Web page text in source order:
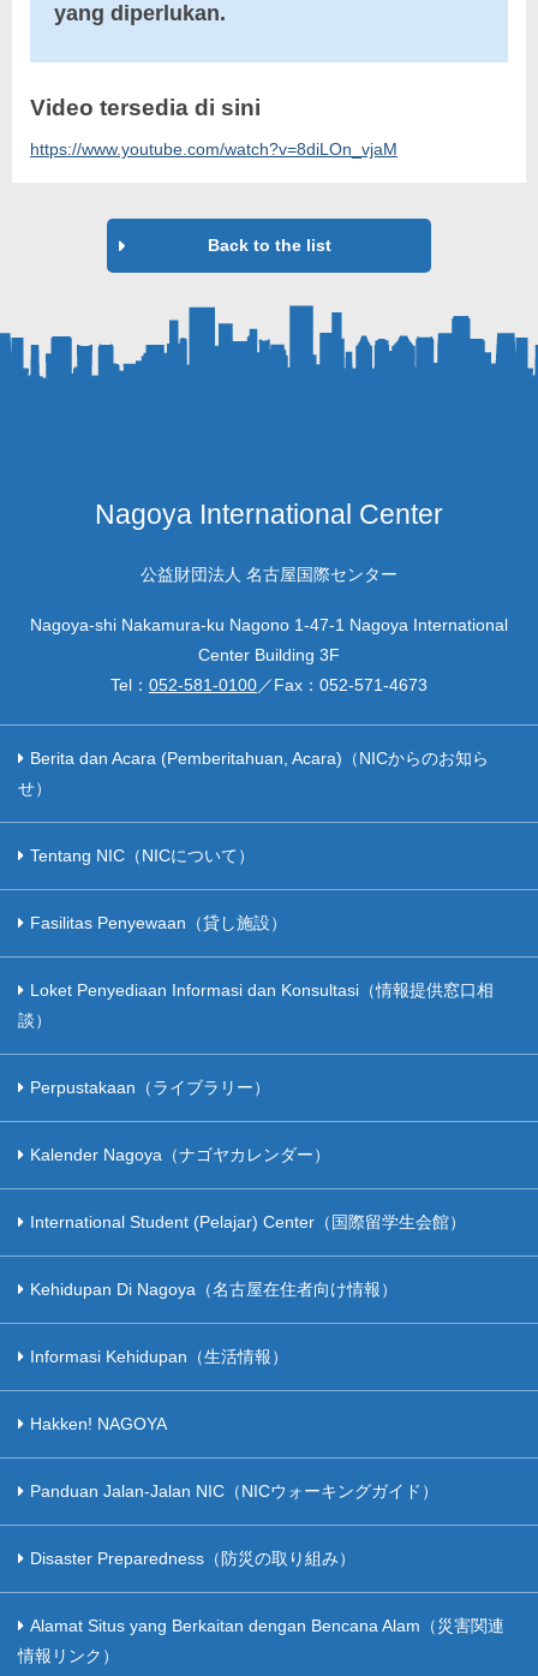
yang diperlukan.
Video tersedia di sini
https://www.youtube.com/watch?v=8diLOn_vjaM
Back to the list
Nagoya International Center
公益財団法人 名古屋国際センター
Nagoya-shi Nakamura-ku Nagono 1-47-1 Nagoya International
Center Building 3F
Tel： 052-581-0100／Fax： 052-571-4673
Berita dan Acara (Pemberitahuan, Acara)（NICからのお知ら
せ）
Tentang NIC（NICについて）
Fasilitas Penyewaan（貸し施設）
Loket Penyediaan Informasi dan Konsultasi（情報提供窓口相
談）
Perpustakaan（ライブラリー）
Kalender Nagoya（ナゴヤカレンダー）
International Student (Pelajar) Center（国際留学生会館）
Kehidupan Di Nagoya（名古屋在住者向け情報）
Informasi Kehidupan（生活情報）
Hakken! NAGOYA
Panduan Jalan-Jalan NIC（NICウォーキングガイド）
Disaster Preparedness（防災の取り組み）
Alamat Situs yang Berkaitan dengan Bencana Alam（災害関連
情報リンク）